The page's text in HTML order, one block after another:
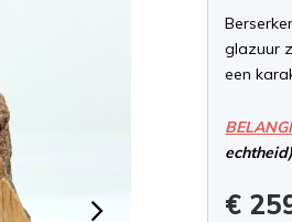
glazuur
een
€